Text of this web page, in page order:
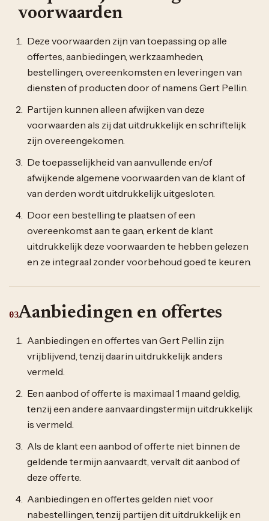
voorwaarden
Deze voorwaarden zijn van toepassing op alle
offertes, aanbiedingen, werkzaamheden,
bestellingen, overeenkomsten en leveringen van
diensten of producten door of namens Gert Pellin.
Partijen kunnen alleen afwijken van deze
voorwaarden als zij dat uitdrukkelijk en schriftelijk
zijn overeengekomen.
De toepasselijkheid van aanvullende en/of
afwijkende algemene voorwaarden van de klant of
van derden wordt uitdrukkelijk uitgesloten.
Door een bestelling te plaatsen of een
overeenkomst aan te gaan, erkent de klant
uitdrukkelijk deze voorwaarden te hebben gelezen
en ze integraal zonder voorbehoud goed te keuren.
03Aanbiedingen en offertes
Aanbiedingen en offertes van Gert Pellin zijn
vrijblijvend, tenzij daarin uitdrukkelijk anders
vermeld.
Een aanbod of offerte is maximaal 1 maand geldig,
tenzij een andere aanvaardingstermijn uitdrukkelijk
is vermeld.
Als de klant een aanbod of offerte niet binnen de
geldende termijn aanvaardt, vervalt dit aanbod of
deze offerte.
Aanbiedingen en offertes gelden niet voor
nabestellingen, tenzij partijen dit uitdrukkelijk en